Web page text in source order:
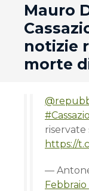
Mauro
notizie
morte
https://
—
Febbraio